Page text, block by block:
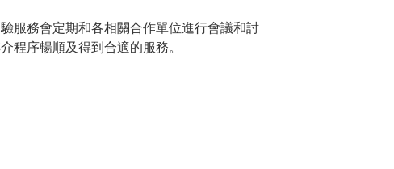
服務會定期和各相關合作單位進行會議和討
程序暢順及得到合適的服務。